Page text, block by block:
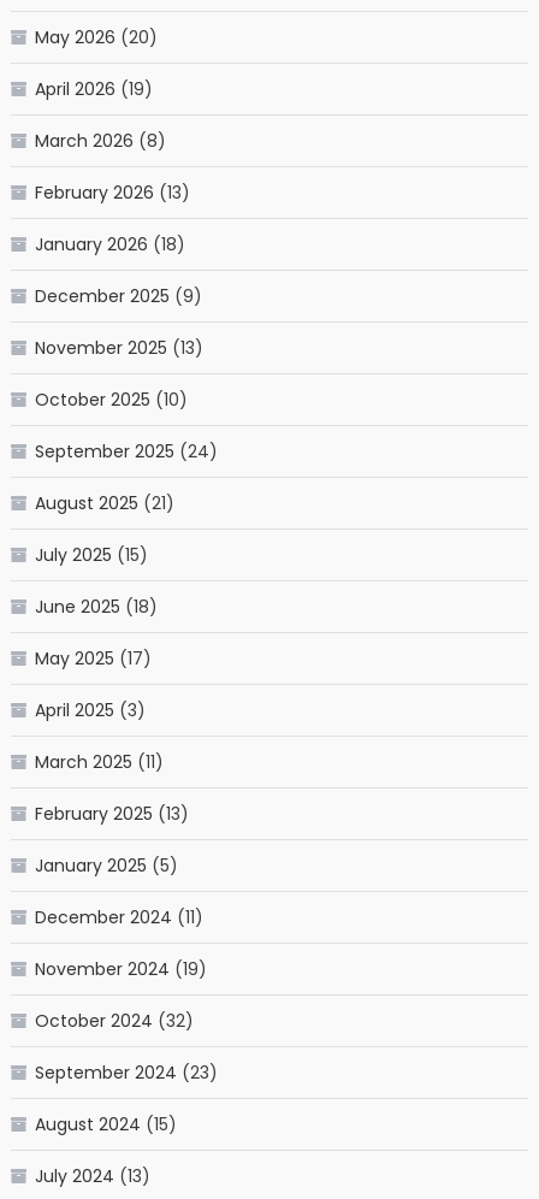
May 2026 (20)
April 2026 (19)
March 2026 (8)
February 2026 (13)
January 2026 (18)
December 2025 (9)
November 2025 (13)
October 2025 (10)
September 2025 (24)
August 2025 (21)
July 2025 (15)
June 2025 (18)
May 2025 (17)
April 2025 (3)
March 2025 (11)
February 2025 (13)
January 2025 (5)
December 2024 (11)
November 2024 (19)
October 2024 (32)
September 2024 (23)
August 2024 (15)
July 2024 (13)